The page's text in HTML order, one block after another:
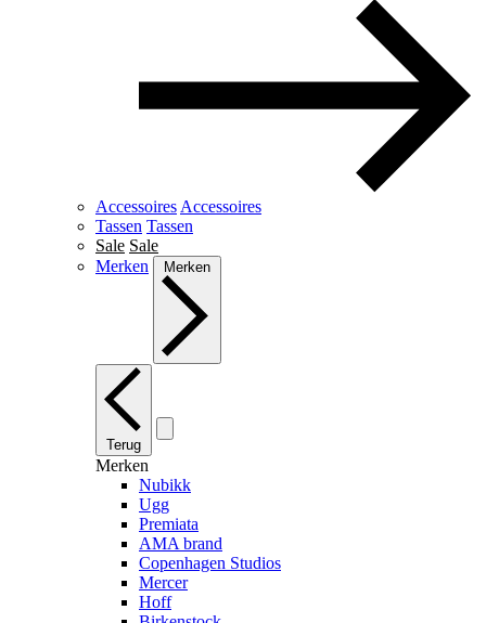
Accessoires Accessoires
Tassen Tassen
Sale Sale
Merken
Merken
Terug
Merken
Nubikk
Ugg
Premiata
AMA brand
Copenhagen Studios
Mercer
Hoff